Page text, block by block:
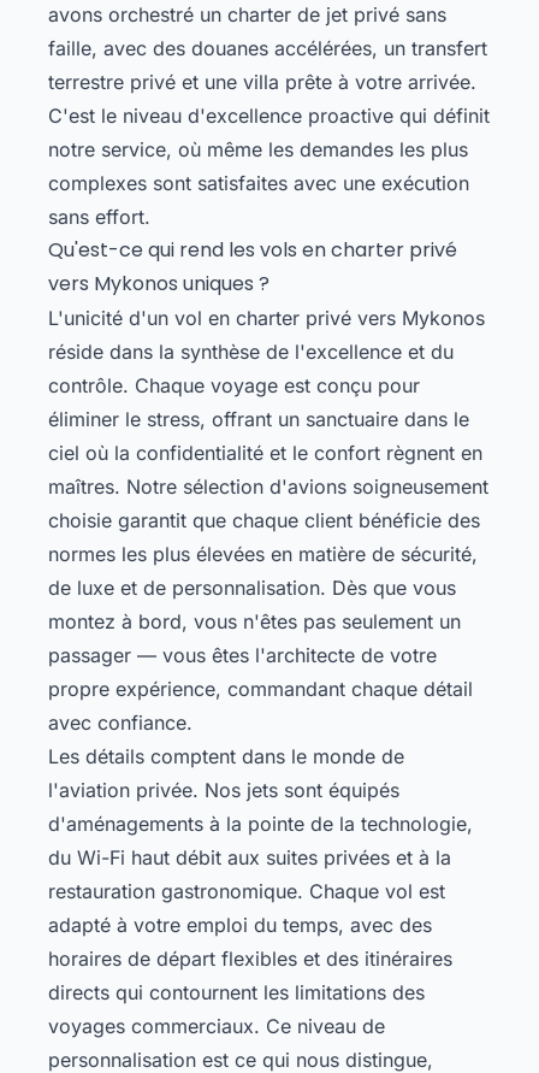
avons orchestré un charter de jet privé sans
faille, avec des douanes accélérées, un transfert
terrestre privé et une villa prête à votre arrivée.
C'est le niveau d'excellence proactive qui définit
notre service, où même les demandes les plus
complexes sont satisfaites avec une exécution
sans effort.
Qu'est-ce qui rend les vols en charter privé
vers Mykonos uniques ?
L'unicité d'un vol en charter privé vers Mykonos
réside dans la synthèse de l'excellence et du
contrôle. Chaque voyage est conçu pour
éliminer le stress, offrant un sanctuaire dans le
ciel où la confidentialité et le confort règnent en
maîtres. Notre sélection d'avions soigneusement
choisie garantit que chaque client bénéficie des
normes les plus élevées en matière de sécurité,
de luxe et de personnalisation. Dès que vous
montez à bord, vous n'êtes pas seulement un
passager — vous êtes l'architecte de votre
propre expérience, commandant chaque détail
avec confiance.
Les détails comptent dans le monde de
l'aviation privée. Nos jets sont équipés
d'aménagements à la pointe de la technologie,
du Wi-Fi haut débit aux suites privées et à la
restauration gastronomique. Chaque vol est
adapté à votre emploi du temps, avec des
horaires de départ flexibles et des itinéraires
directs qui contournent les limitations des
voyages commerciaux. Ce niveau de
personnalisation est ce qui nous distingue,